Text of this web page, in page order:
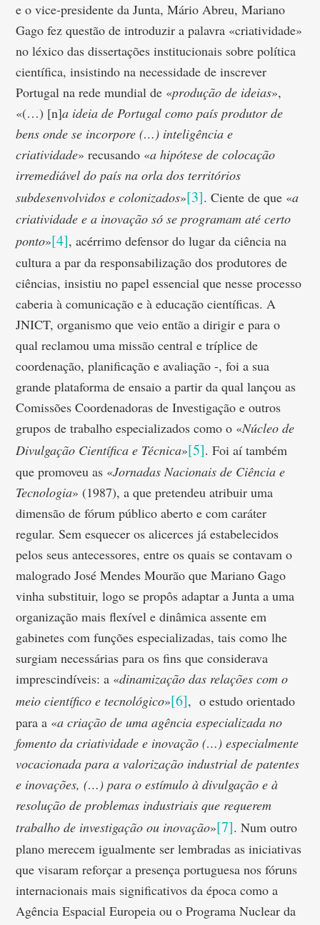
e o vice-presidente da Junta, Mário Abreu, Mariano
Gago fez questão de introduzir a palavra «criatividade»
no léxico das dissertações institucionais sobre política
científica, insistindo na necessidade de inscrever
Portugal na rede mundial de «produção de ideias»,
«(…) [n]a ideia de Portugal como país produtor de
bens onde se incorpore (…) inteligência e
criatividade» recusando «a hipótese de colocação
irremediável do país na orla dos territórios
subdesenvolvidos e colonizados»[3]. Ciente de que «a
criatividade e a inovação só se programam até certo
ponto»[4], acérrimo defensor do lugar da ciência na
cultura a par da responsabilização dos produtores de
ciências, insistiu no papel essencial que nesse processo
caberia à comunicação e à educação científicas. A
JNICT, organismo que veio então a dirigir e para o
qual reclamou uma missão central e tríplice de
coordenação, planificação e avaliação -, foi a sua
grande plataforma de ensaio a partir da qual lançou as
Comissões Coordenadoras de Investigação e outros
grupos de trabalho especializados como o «Núcleo de
Divulgação Científica e Técnica»[5]. Foi aí também
que promoveu as «Jornadas Nacionais de Ciência e
Tecnologia» (1987), a que pretendeu atribuir uma
dimensão de fórum público aberto e com caráter
regular. Sem esquecer os alicerces já estabelecidos
pelos seus antecessores, entre os quais se contavam o
malogrado José Mendes Mourão que Mariano Gago
vinha substituir, logo se propôs adaptar a Junta a uma
organização mais flexível e dinâmica assente em
gabinetes com funções especializadas, tais como lhe
surgiam necessárias para os fins que considerava
imprescindíveis: a «dinamização das relações com o
meio científico e tecnológico»[6], o estudo orientado
para a «a criação de uma agência especializada no
fomento da criatividade e inovação (…) especialmente
vocacionada para a valorização industrial de patentes
e inovações, (…) para o estímulo à divulgação e à
resolução de problemas industriais que requerem
trabalho de investigação ou inovação»[7]. Num outro
plano merecem igualmente ser lembradas as iniciativas
que visaram reforçar a presença portuguesa nos fóruns
internacionais mais significativos da época como a
Agência Espacial Europeia ou o Programa Nuclear da